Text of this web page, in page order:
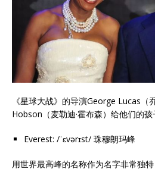
《星球大战》的导演George Lucas（
Hobson（麦勒迪·霍布森）给他们的孩
Everest: /ˈɛvərɪst/ 珠穆朗玛峰
用世界最高峰的名称作为名字非常独